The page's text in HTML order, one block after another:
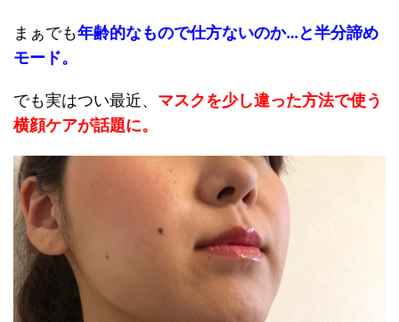
まぁでも年齢的なもので仕方ないのか…と半分諦め
モード。
でも実はつい最近、 マスクを少し違った方法で使う
横顔ケアが話題に。